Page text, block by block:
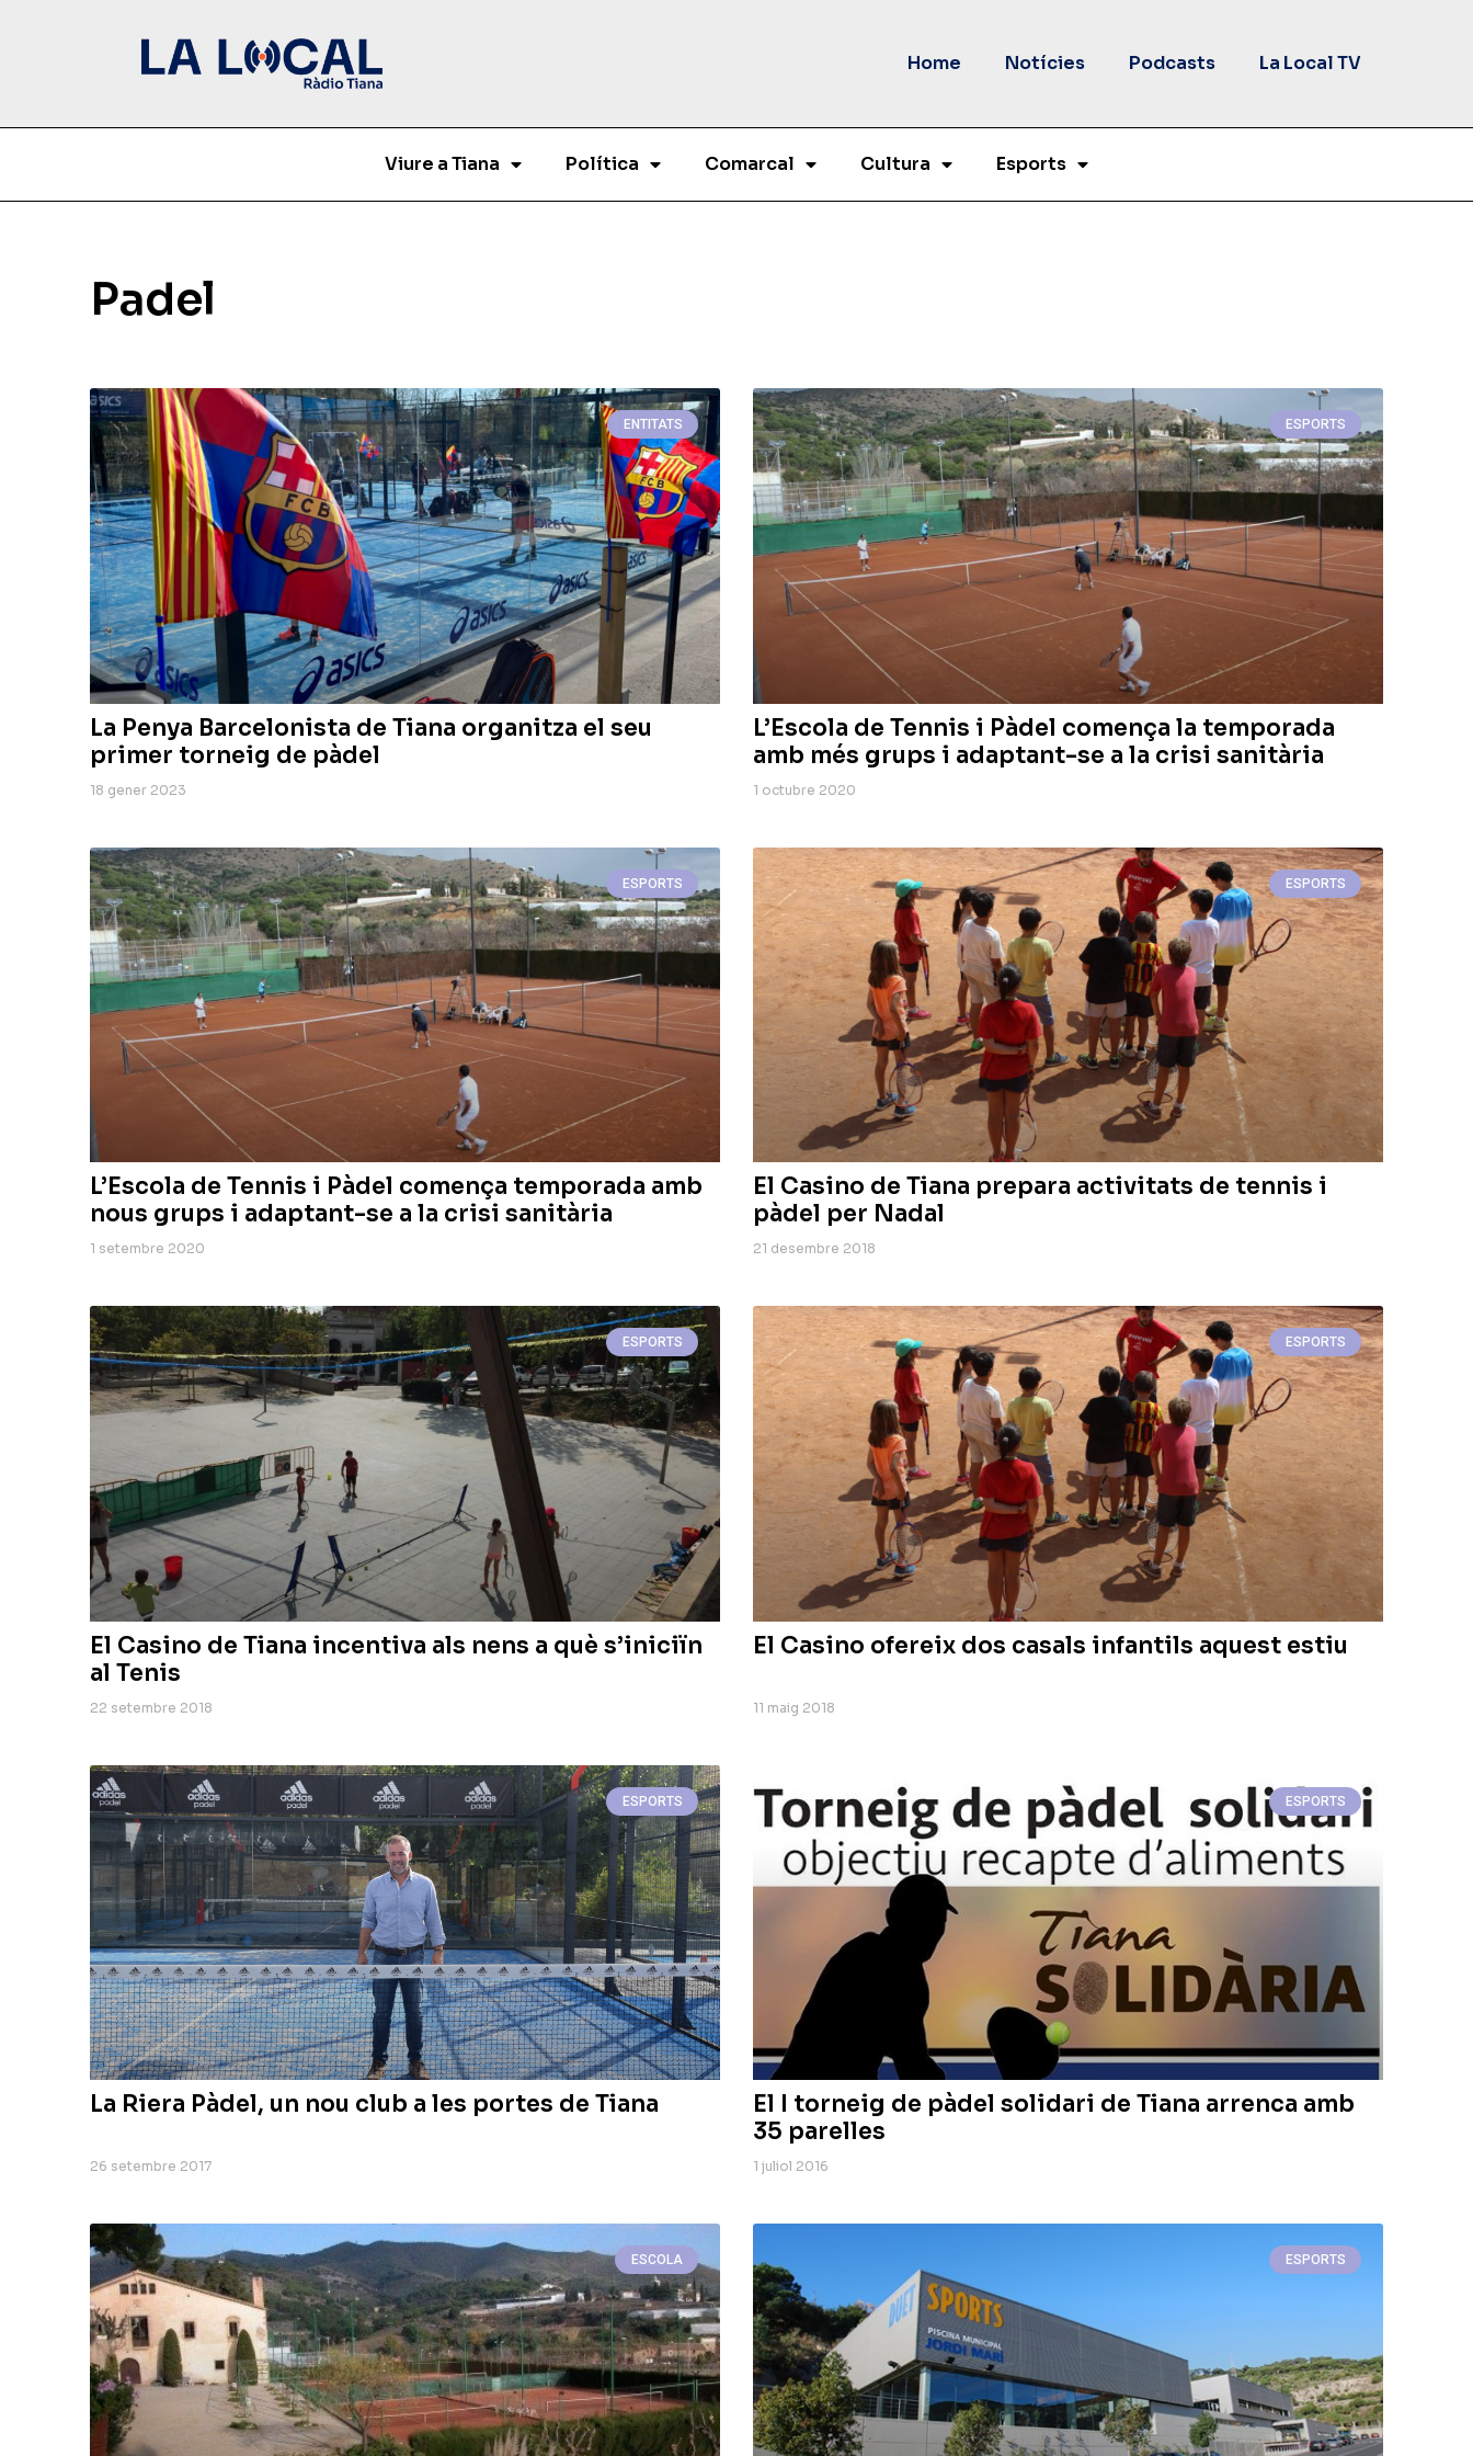
Home Notícies Podcasts La Local TV
Viure a Tiana Política Comarcal Cultura Esports
Padel
ENTITATS
La Penya Barcelonista de Tiana organitza el seu
primer torneig de pàdel
18 gener 2023
ESPORTS
L’Escola de Tennis i Pàdel comença la temporada
amb més grups i adaptant-se a la crisi sanitària
1 octubre 2020
ESPORTS
L’Escola de Tennis i Pàdel comença temporada amb
nous grups i adaptant-se a la crisi sanitària
1 setembre 2020
ESPORTS
El Casino de Tiana prepara activitats de tennis i
pàdel per Nadal
21 desembre 2018
ESPORTS
El Casino de Tiana incentiva als nens a què s’iniciïn
al Tenis
22 setembre 2018
ESPORTS
El Casino ofereix dos casals infantils aquest estiu
11 maig 2018
ESPORTS
La Riera Pàdel, un nou club a les portes de Tiana
26 setembre 2017
ESPORTS
El I torneig de pàdel solidari de Tiana arrenca amb
35 parelles
1 juliol 2016
ESCOLA ESPORTS